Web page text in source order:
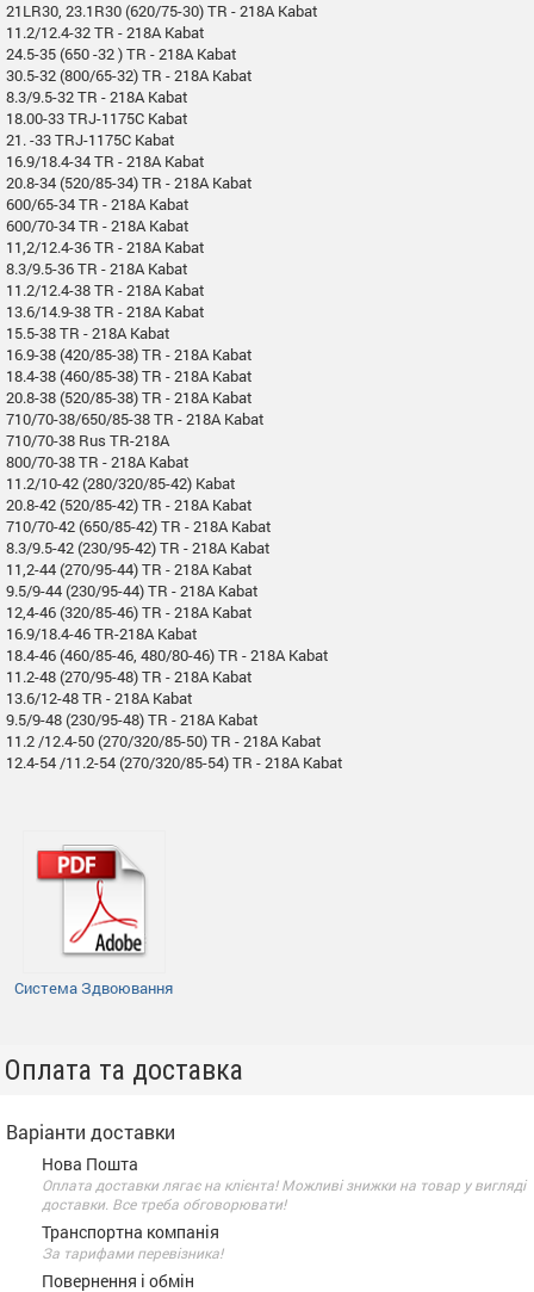
21LR30, 23.1R30 (620/75-30) TR - 218A Kabat
11.2/12.4-32 TR - 218A Kabat
24.5-35 (650 -32 ) TR - 218A Kabat
30.5-32 (800/65-32) TR - 218A Kabat
8.3/9.5-32 TR - 218A Kabat
18.00-33 TRJ-1175C Kabat
21. -33 TRJ-1175C Kabat
16.9/18.4-34 TR - 218A Kabat
20.8-34 (520/85-34) TR - 218A Kabat
600/65-34 TR - 218A Kabat
600/70-34 TR - 218A Kabat
11,2/12.4-36 TR - 218A Kabat
8.3/9.5-36 TR - 218A Kabat
11.2/12.4-38 TR - 218A Kabat
13.6/14.9-38 TR - 218A Kabat
15.5-38 TR - 218A Kabat
16.9-38 (420/85-38) TR - 218A Kabat
18.4-38 (460/85-38) TR - 218A Kabat
20.8-38 (520/85-38) TR - 218A Kabat
710/70-38/650/85-38 TR - 218A Kabat
710/70-38 Rus TR-218A
800/70-38 TR - 218A Kabat
11.2/10-42 (280/320/85-42) Kabat
20.8-42 (520/85-42) TR - 218A Kabat
710/70-42 (650/85-42) TR - 218A Kabat
8.3/9.5-42 (230/95-42) TR - 218A Kabat
11,2-44 (270/95-44) TR - 218A Kabat
9.5/9-44 (230/95-44) TR - 218A Kabat
12,4-46 (320/85-46) TR - 218A Kabat
16.9/18.4-46 TR-218A Kabat
18.4-46 (460/85-46, 480/80-46) TR - 218A Kabat
11.2-48 (270/95-48) TR - 218A Kabat
13.6/12-48 TR - 218A Kabat
9.5/9-48 (230/95-48) TR - 218A Kabat
11.2 /12.4-50 (270/320/85-50) TR - 218A Kabat
12.4-54 /11.2-54 (270/320/85-54) TR - 218A Kabat
Система Здвоювання
Оплата та доставка
Варіанти доставки
Нова Пошта
Оплата доставки лягає на клієнта! Можливі знижки на товар у вигляді
доставки. Все треба обговорювати!
Транспортна компанія
За тарифами перевізника!
Повернення і обмін